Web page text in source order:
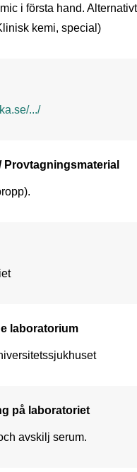
i första hand.
kemi, special)
.../
Provtagningsmaterial
laboratorium
på laboratoriet
avskilj serum.